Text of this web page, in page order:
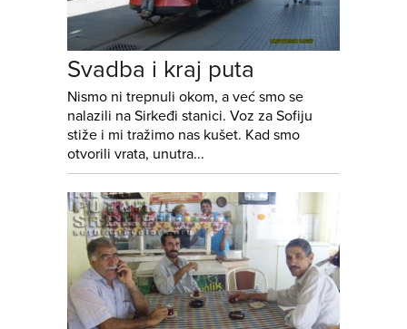
Svadba i kraj puta
Nismo ni trepnuli okom, a već smo se
nalazili na Sirkeđi stanici. Voz za Sofiju
stiže i mi tražimo nas kušet. Kad smo
otvorili vrata, unutra...